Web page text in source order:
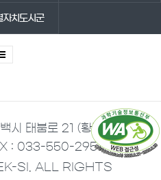
자치도시군
시 태붐로 21 (황지동)
: 033-550-2951
SI. ALL RIGHTS